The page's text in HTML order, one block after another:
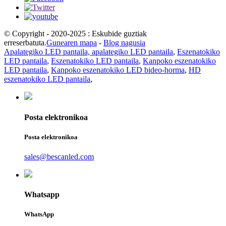
© Copyright - 2020-2025 : Eskubide guztiak
erreserbatuta.Gunearen mapa - Blog nagusia
Apalategiko LED pantaila, apalategiko LED pantaila, Eszenatokiko
LED pantaila, Eszenatokiko LED pantaila, Kanpoko eszenatokiko
LED pantaila, Kanpoko eszenatokiko LED bideo-horma, HD
eszenatokiko LED pantaila,
Posta elektronikoa
Posta elektronikoa
sales@bescanled.com
Whatsapp
WhatsApp